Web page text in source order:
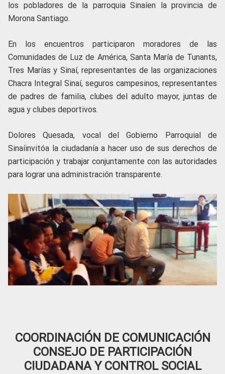
los pobladores de la parroquia Sinaíen la provincia de
Morona Santiago.
En los encuentros participaron moradores de las
Comunidades de Luz de América, Santa María de Tunants,
Tres Marías y Sinaí, representantes de las organizaciones
Chacra Integral Sinaí, seguros campesinos, representantes
de padres de familia, clubes del adulto mayor, juntas de
agua y clubes deportivos.
Dolores Quesada, vocal del Gobierno Parroquial de
Sinaíinvitóa la ciudadanía a hacer uso de sus derechos de
participación y trabajar conjuntamente con las autoridades
para lograr una administración transparente.
COORDINACIÓN DE COMUNICACIÓN
CONSEJO DE PARTICIPACIÓN
CIUDADANA Y CONTROL SOCIAL